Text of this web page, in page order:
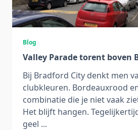
Blog
Valley Parade torent boven
Bij Bradford City denkt men
clubkleuren. Bordeauxrood
combinatie die je niet vaak
Het blijft hangen.
geel ...